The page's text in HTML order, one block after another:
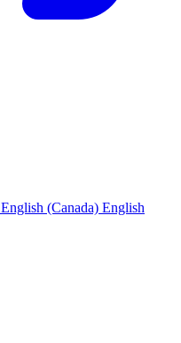
English (Canada) English